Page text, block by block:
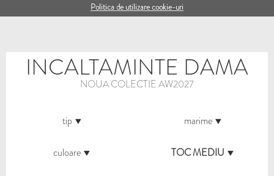
Politica de utilizare cookie-uri
INCALTAMINTE DAMA
NOUA COLECTIE AW2027
tip marime
culoare TOC MEDIU